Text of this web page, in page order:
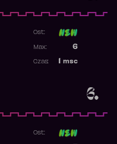
6.
Ost:
6
Max:
msc
Czas:
Ost: